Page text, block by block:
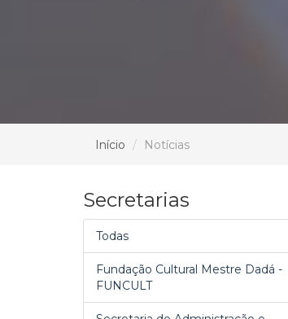
Início Notícias
Secretarias
Todas
Fundação Cultural Mestre Dadá -
FUNCULT